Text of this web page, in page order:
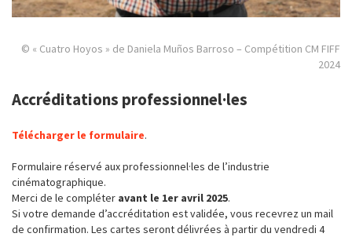
© « Cuatro Hoyos » de Daniela Muños Barroso – Compétition CM FIFF
2024
Accréditations professionnel·les
Télécharger le formulaire.
Formulaire réservé aux professionnel·les de l’industrie
cinématographique.
Merci de le compléter avant le 1er avril 2025.
Si votre demande d’accréditation est validée, vous recevrez un mail
de confirmation. Les cartes seront délivrées à partir du vendredi 4